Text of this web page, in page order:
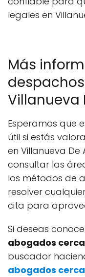
legales en
Más
Villanueva
Esperamos que
útil si estás
en Villanueva De
consultar las
los métodos de
resolver
cita para
Si deseas
abogados
buscador
abogados